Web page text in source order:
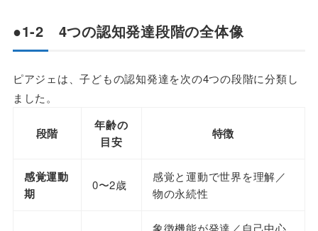
●1-2 4つの認知発達段階の全体像
ピアジェは、子どもの認知発達を次の4つの段階に分類し
ました。
段階
年齢の
目安
特徴
感覚運動
期
0〜2歳
感覚と運動で世界を理解／
物の永続性
象徴機能が発達／自己中心